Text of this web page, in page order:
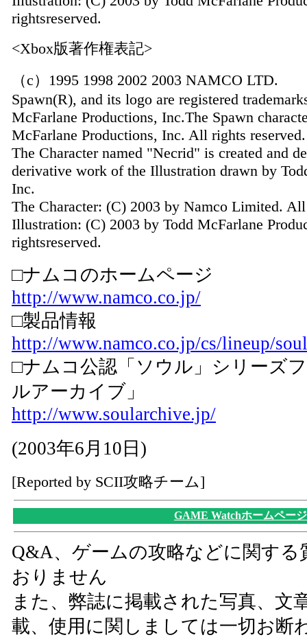
rightsreserved.
<Xbox版著作権表記>
（c）1995 1998 2002 2003 NAMCO LTD.
Spawn(R), and its logo are registered
McFarlane Productions, Inc.The Spawn
McFarlane Productions, Inc. All rights reserved.
The Character named "Necrid" is created and
derivative work of the Illustration drawn by
Inc.
The Character: (C) 2003 by Namco Limited.
Illustration: (C) 2003 by Todd McFarlane
rightsreserved.
□ナムコのホームページ
http://www.namco.co.jp/
□製品情報
http://www.namco.co.jp/cs/lineup/
□ナムコ公認「ソウル」シリーズ
ルアーカイブ」
http://www.soularchive.jp/
(2003年6月10日)
[Reported by SCII攻略チーム]
GAME Watchホームページ
Q&A、ゲームの攻略などに関する
おりません
また、弊誌に掲載された写真、文
載、使用に関しましては一切お断